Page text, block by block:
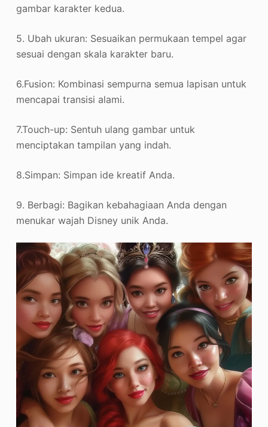
gambar karakter kedua.
5. Ubah ukuran: Sesuaikan permukaan tempel agar
sesuai dengan skala karakter baru.
6.Fusion: Kombinasi sempurna semua lapisan untuk
mencapai transisi alami.
7.Touch-up: Sentuh ulang gambar untuk
menciptakan tampilan yang indah.
8.Simpan: Simpan ide kreatif Anda.
9. Berbagi: Bagikan kebahagiaan Anda dengan
menukar wajah Disney unik Anda.